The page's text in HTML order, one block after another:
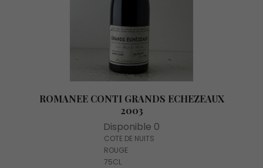
ROMANEE CONTI GRANDS ECHEZEAUX
2003
Disponible 0
COTE DE NUITS
ROUGE
75CL